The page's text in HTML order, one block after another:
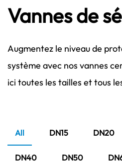
Vannes de
Augmentez le niveau de
système avec nos vannes
ici toutes les tailles et tous
All DN15 DN20
DN40 DN50